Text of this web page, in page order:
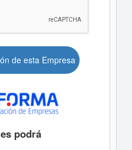
de esta Empresa
podrá